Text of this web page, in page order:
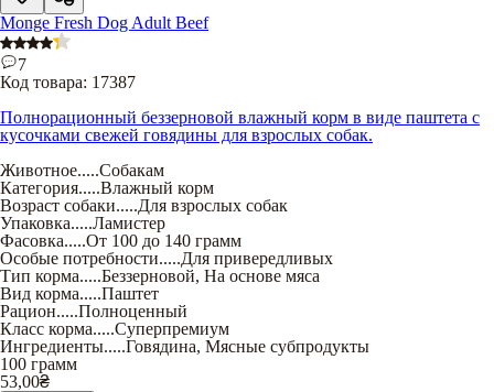
Monge Fresh Dog Adult Beef
7
Код товара: 17387
Полнорационный беззерновой влажный корм в виде паштета с
кусочками свежей говядины для взрослых собак.
Животное.....Собакам
Категория.....Влажный корм
Возраст собаки.....Для взрослых собак
Упаковка.....Ламистер
Фасовка.....От 100 до 140 грамм
Особые потребности.....Для привередливых
Тип корма.....Беззерновой, На основе мяса
Вид корма.....Паштет
Рацион.....Полноценный
Класс корма.....Суперпремиум
Ингредиенты.....Говядина, Мясные субпродукты
100 грамм
53,00₴